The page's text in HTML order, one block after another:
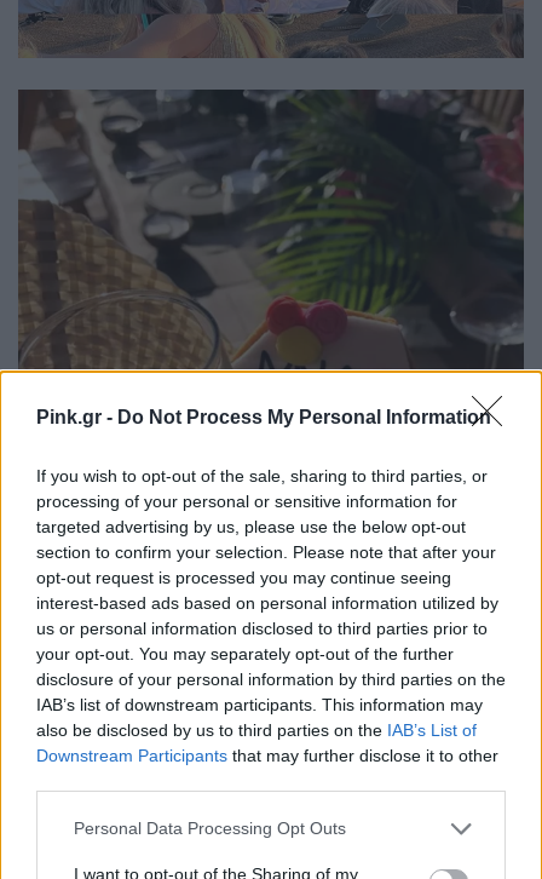
Pink.gr - Do Not Process My Personal Information
If you wish to opt-out of the sale, sharing to third parties, or
processing of your personal or sensitive information for
targeted advertising by us, please use the below opt-out
section to confirm your selection. Please note that after your
opt-out request is processed you may continue seeing
interest-based ads based on personal information utilized by
us or personal information disclosed to third parties prior to
your opt-out. You may separately opt-out of the further
disclosure of your personal information by third parties on the
IAB’s list of downstream participants. This information may
also be disclosed by us to third parties on the IAB’s List of
Downstream Participants that may further disclose it to other
Personal Data Processing Opt Outs
I want to opt-out of the Sharing of my